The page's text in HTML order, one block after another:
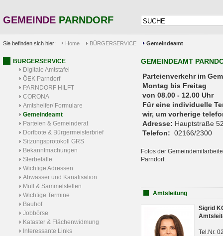
GEMEINDE PARNDORF
Sie befinden sich hier: Home BÜRGERSERVICE Gemeindeamt
BÜRGERSERVICE
Digitale Amtstafel
ÖEK Parndorf
PARNDORF HILFT
CORONA
Amtshelfer/ Formulare
Gemeindeamt
Parteien & Gemeinderat
Dorfbote & Bürgermeisterbrief
Sitzungsprotokoll GRS
Bekanntmachungen
Sterbefälle
Wichtige Adressen
Abwasser und Kanalisation
Müll & Sammelstellen
Wichtige Termine
Bauhof
Jobbörse
Kataster & Flächenwidmung
Interessante Links
GEMEINDEAMT
Parteienverkehr
Montag bis Freitag
von 08.00 - 12.00 Uhr
Für eine individuelle
wir, um vorherige
Adresse: Hauptstraße
Telefon: 02166/2300
Fotos der
Parndorf.
Amtsleitung
Sigrid
Tel.Nr.